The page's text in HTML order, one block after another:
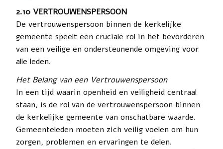
2.10 VERTROUWENSPERSOON
De vertrouwenspersoon binnen de kerkelijke
gemeente speelt een cruciale rol in het bevorderen
van een veilige en ondersteunende omgeving voor
alle leden.
Het Belang van een Vertrouwenspersoon
In een tijd waarin openheid en veiligheid centraal
staan, is de rol van de vertrouwenspersoon binnen
de kerkelijke gemeente van onschatbare waarde.
Gemeenteleden moeten zich veilig voelen om hun
zorgen, problemen en ervaringen te delen.